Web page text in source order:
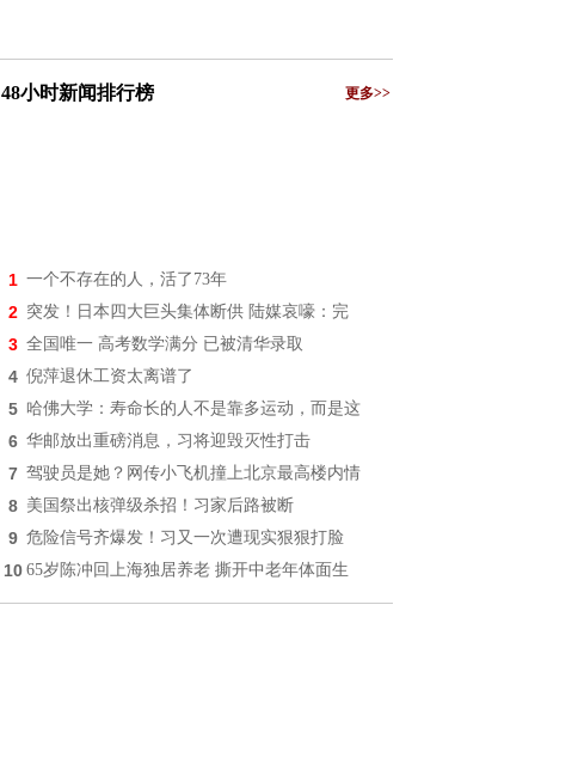
48小时新闻排行榜 更多>>
1 一个不存在的人，活了73年
2 突发！日本四大巨头集体断供 陆媒哀嚎：完
3 全国唯一 高考数学满分 已被清华录取
4 倪萍退休工资太离谱了
5 哈佛大学：寿命长的人不是靠多运动，而是这
6 华邮放出重磅消息，习将迎毁灭性打击
7 驾驶员是她？网传小飞机撞上北京最高楼内情
8 美国祭出核弹级杀招！习家后路被断
9 危险信号齐爆发！习又一次遭现实狠狠打脸
10 65岁陈冲回上海独居养老 撕开中老年体面生